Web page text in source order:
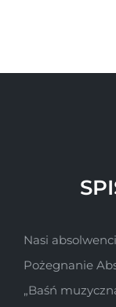
Nasi
Pożegnanie
„Baśń